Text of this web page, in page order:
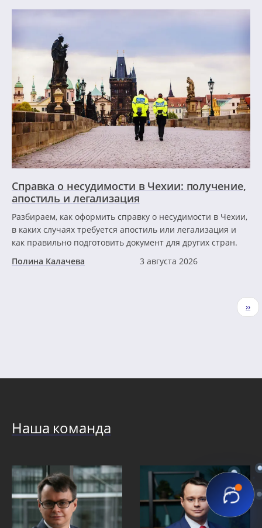
Справка о несудимости в Чехии: получение,
апостиль и легализация
Разбираем, как оформить справку о несудимости в Чехии,
в каких случаях требуется апостиль или легализация и
как правильно подготовить документ для других стран.
Полина Калачева
3 августа 2026
››
Наша команда